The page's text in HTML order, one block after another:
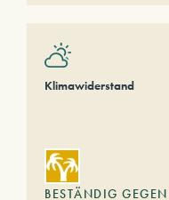
Klimawiderstand
BESTÄNDIG